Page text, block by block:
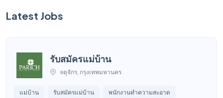
Latest Jobs
รับสมัครแม่บ้าน
จตุจักร, กรุงเทพมหานคร
แม่บ้าน รับสมัครแม่บ้าน พนักงานทำความสะอาด